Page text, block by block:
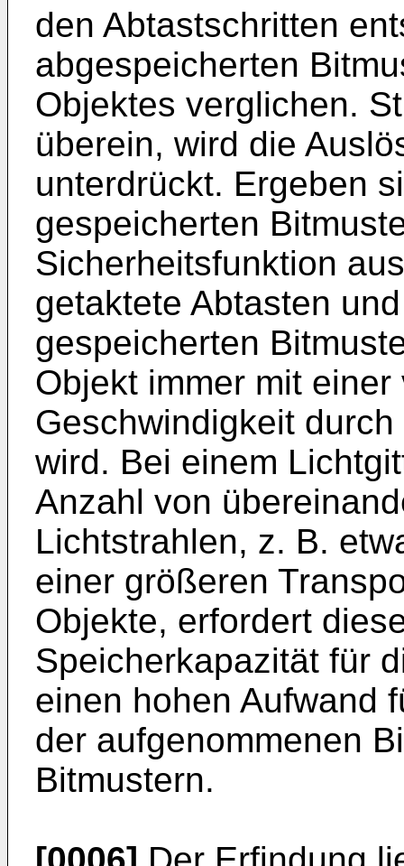
den Abtastschritten
abgespeicherten
Objektes verglichen.
überein, wird die
unterdrückt. Ergeben
gespeicherten
Sicherheitsfunktion
getaktete Abtasten
gespeicherten
Objekt immer mit
Geschwindigkeit
wird. Bei einem
Anzahl von
Lichtstrahlen, z. B.
einer größeren
Objekte, erfordert
Speicherkapazität für
einen hohen Aufwand
der aufgenommenen
Bitmustern.